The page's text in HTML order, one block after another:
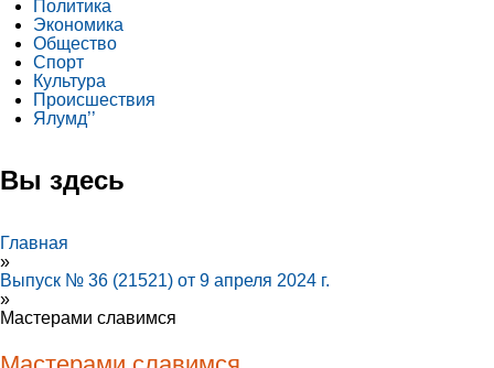
Политика
Экономика
Общество
Спорт
Культура
Происшествия
Ялумд’’
Вы здесь
Главная
»
Выпуск № 36 (21521) от 9 апреля 2024 г.
»
Мастерами славимся